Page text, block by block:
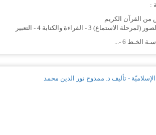
:
الإسلاميّة - تأليف د. ممدوح نور الدين محمد